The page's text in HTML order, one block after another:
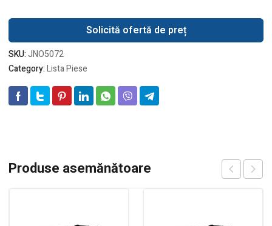
Solicită ofertă de preț
SKU:JNO5072
Category:Lista Piese
Produse asemănătoare